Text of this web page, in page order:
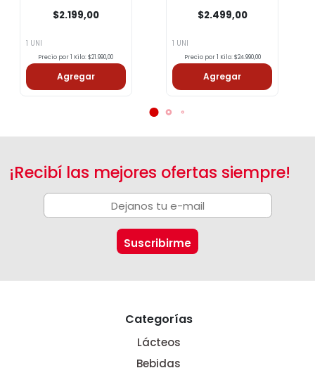
$2.199,00
1 UNI
Precio por 1 Kilo: $21.990,00
Agregar
$2.499,00
1 UNI
Precio por 1 Kilo: $24.990,00
Agregar
¡Recibí las mejores ofertas siempre!
Categorías
Lácteos
Bebidas